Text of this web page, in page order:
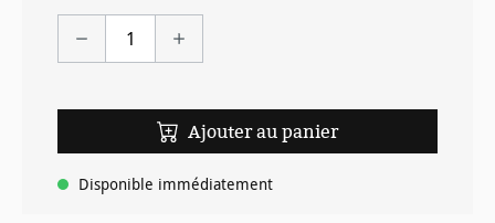
Ajouter au panier
Disponible immédiatement